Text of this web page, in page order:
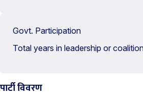
Govt. Participation
Total years in leadership or
पार्टी विवरण